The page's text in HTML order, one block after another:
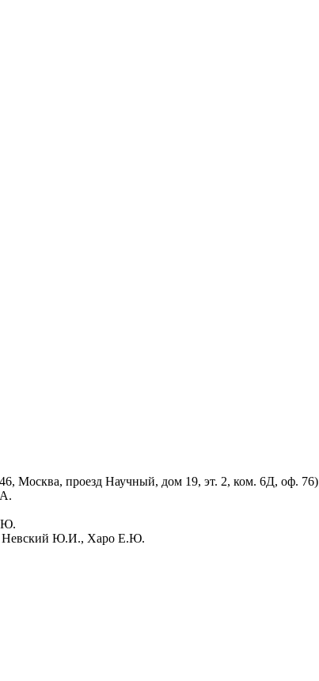
Москва, проезд Научный, дом 19, эт. 2, ком. 6Д, оф. 76)
Невский Ю.И., Харо Е.Ю.